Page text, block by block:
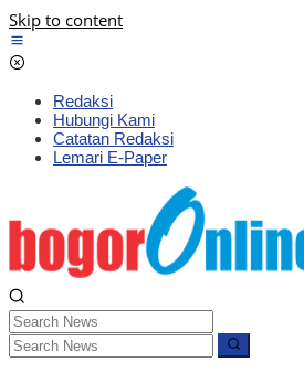
Skip to content
Redaksi
Hubungi Kami
Catatan Redaksi
Lemari E-Paper